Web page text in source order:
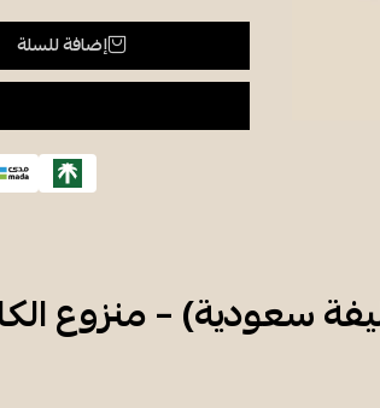
إضافة للسلة
سعودية) – منزوع